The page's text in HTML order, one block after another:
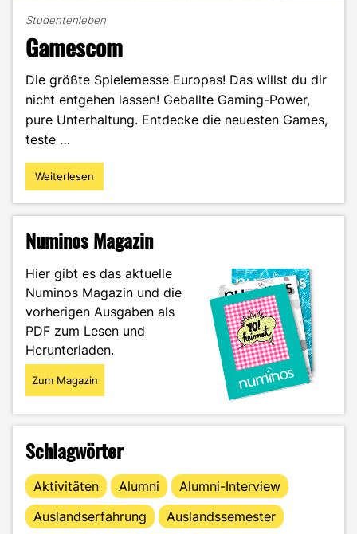
Studentenleben
Gamescom
Die größte Spielemesse Europas! Das willst du dir
nicht entgehen lassen! Geballte Gaming-Power,
pure Unterhaltung. Entdecke die neuesten Games,
teste …
"Gamescom"
Weiterlesen
Numinos Magazin
Hier gibt es das aktuelle
Numinos Magazin und die
vorherigen Ausgaben als
PDF zum Lesen und
Herunterladen.
Zum Magazin
Schlagwörter
Aktivitäten Alumni
Alumni-Interview
Auslandserfahrung
Auslandssemester